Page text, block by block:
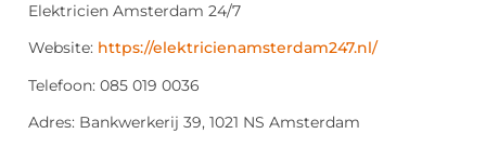
Elektricien Amsterdam 24/7
Website: https://elektricienamsterdam247.nl/
Telefoon: 085 019 0036
Adres: Bankwerkerij 39, 1021 NS Amsterdam